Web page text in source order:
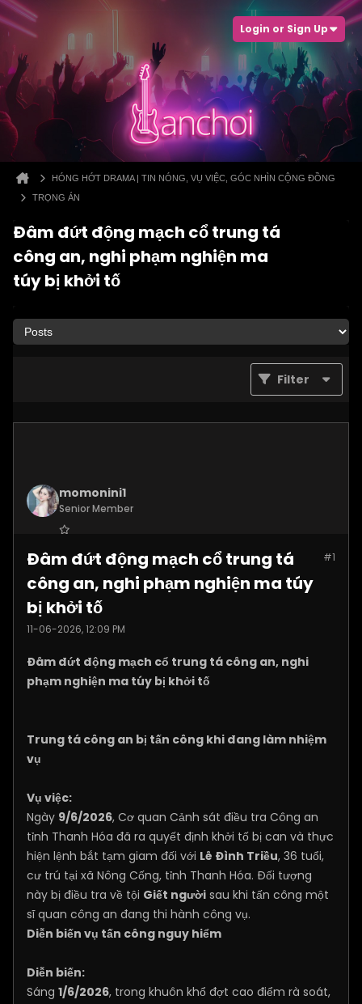
Login or Sign Up
HÓNG HỚT DRAMA | TIN NÓNG, VỤ VIỆC, GÓC NHÌN CỘNG ĐỒNG
TRỌNG ÁN
Đâm đứt động mạch cổ trung tá
công an, nghi phạm nghiện ma
túy bị khởi tố
Filter
momonini1
Senior Member
Posts:5399 #1
Đâm đứt động mạch cổ trung tá
công an, nghi phạm nghiện ma túy
bị khởi tố
11-06-2026, 12:09 PM
Đâm đứt động mạch cổ trung tá công an, nghi
phạm nghiện ma túy bị khởi tố
Trung tá công an bị tấn công khi đang làm nhiệm
vụ
Vụ việc:
Ngày 9/6/2026, Cơ quan Cảnh sát điều tra Công an
tỉnh Thanh Hóa đã ra quyết định khởi tố bị can và thực
hiện lệnh bắt tạm giam đối với Lê Đình Triều, 36 tuổi,
cư trú tại xã Nông Cống, tỉnh Thanh Hóa. Đối tượng
này bị điều tra về tội Giết người sau khi tấn công một
sĩ quan công an đang thi hành công vụ.
Diễn biến vụ tấn công nguy hiểm
Diễn biến:
Sáng 1/6/2026, trong khuôn khổ đợt cao điểm rà soát,